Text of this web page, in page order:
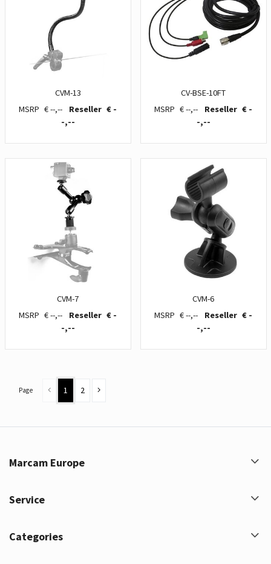
CVM-13
€ --,--
€ -
-,--
CV-BSE-10FT
€ --,--
€ -
-,--
CVM-7
€ --,--
€ -
-,--
CVM-6
€ --,--
€ -
-,--
Page 1 2
Marcam Europe
Service
Categories